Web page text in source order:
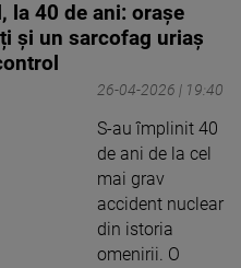
la 40 de ani: orașe
și un sarcofag uriaș
26-04-2026 | 19:40
S-au împlinit 40
de ani de la cel
mai grav
accident nuclear
din istoria
omenirii. O